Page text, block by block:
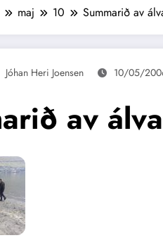
maj 10 Summarið av
Jóhan Heri Joensen 10/05/
av